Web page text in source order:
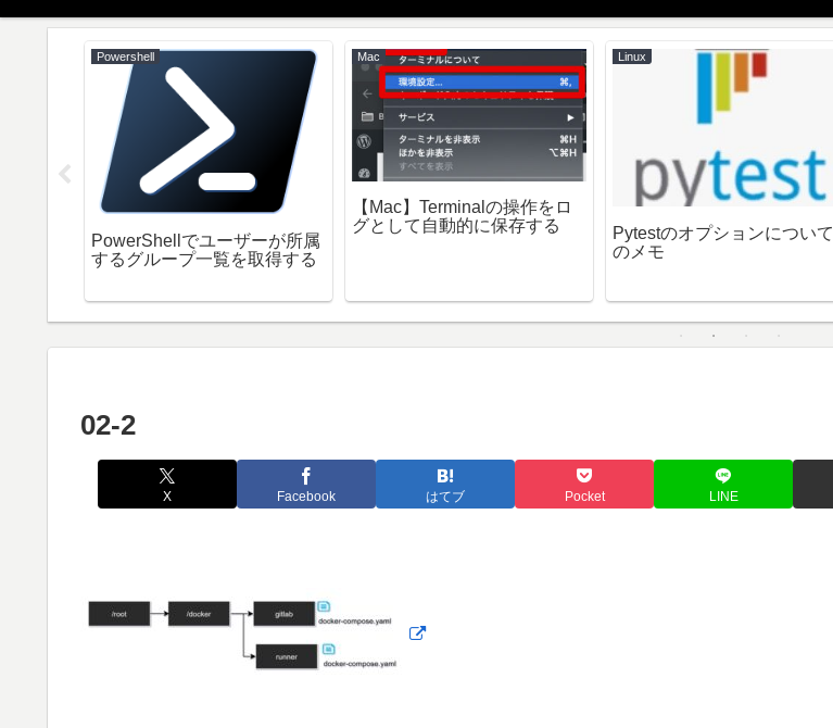
Powershell
PowerShellでユーザーが所属
するグループ一覧を取得する
Mac
【Mac】Terminalの操作をロ
グとして自動的に保存する
Linux
Pytestのオプションについて
のメモ
02-2
X Facebook はてブ Pocket LINE